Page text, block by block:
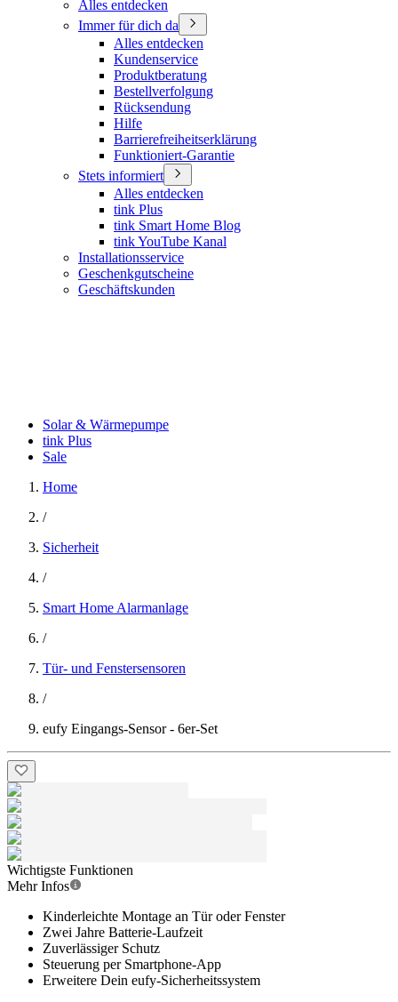
Alles entdecken
Immer für dich da
Alles entdecken
Kundenservice
Produktberatung
Bestellverfolgung
Rücksendung
Hilfe
Barrierefreiheitserklärung
Funktioniert-Garantie
Stets informiert
Alles entdecken
tink Plus
tink Smart Home Blog
tink YouTube Kanal
Installationsservice
Geschenkgutscheine
Geschäftskunden
Solar & Wärmepumpe
tink Plus
Sale
Home
/
Sicherheit
/
Smart Home Alarmanlage
/
Tür- und Fenstersensoren
/
eufy Eingangs-Sensor - 6er-Set
Wichtigste Funktionen
Mehr Infos
Kinderleichte Montage an Tür oder Fenster
Zwei Jahre Batterie-Laufzeit
Zuverlässiger Schutz
Steuerung per Smartphone-App
Erweitere Dein eufy-Sicherheitssystem